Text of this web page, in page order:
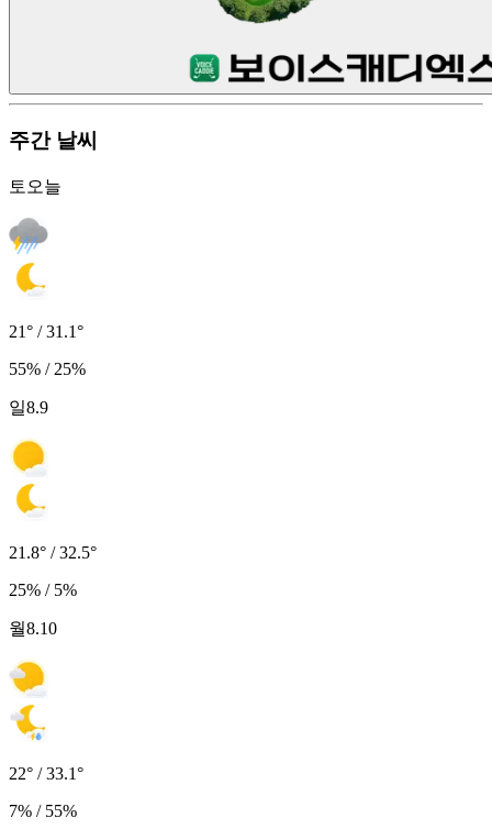
주간 날씨
토 오늘
21° / 31.1°
55% / 25%
일8.9
21.8° / 32.5°
25% / 5%
월8.10
22° / 33.1°
7% / 55%